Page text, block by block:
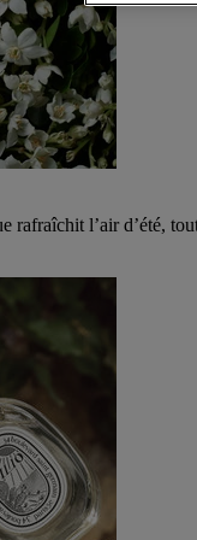
rafraîchit l’air d’été,